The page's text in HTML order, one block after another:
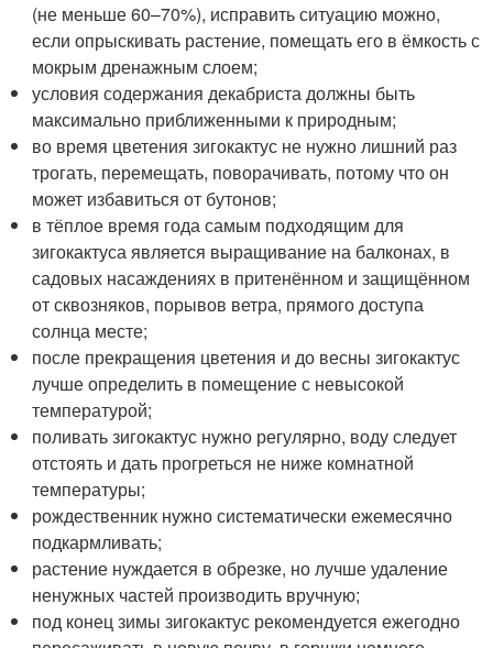
(не меньше 60–70%), исправить ситуацию можно,
если опрыскивать растение, помещать его в ёмкость с
мокрым дренажным слоем;
условия содержания декабриста должны быть
максимально приближенными к природным;
во время цветения зигокактус не нужно лишний раз
трогать, перемещать, поворачивать, потому что он
может избавиться от бутонов;
в тёплое время года самым подходящим для
зигокактуса является выращивание на балконах, в
садовых насаждениях в притенённом и защищённом
от сквозняков, порывов ветра, прямого доступа
солнца месте;
после прекращения цветения и до весны зигокактус
лучше определить в помещение с невысокой
температурой;
поливать зигокактус нужно регулярно, воду следует
отстоять и дать прогреться не ниже комнатной
температуры;
рождественник нужно систематически ежемесячно
подкармливать;
растение нуждается в обрезке, но лучше удаление
ненужных частей производить вручную;
под конец зимы зигокактус рекомендуется ежегодно